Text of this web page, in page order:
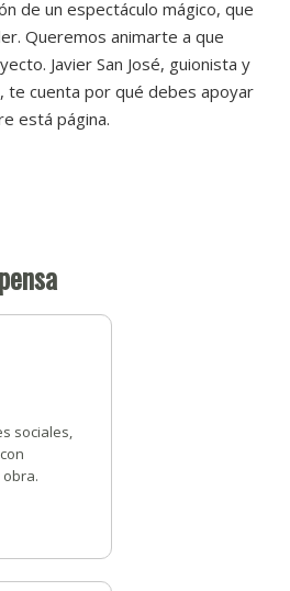
de un espectáculo mágico, que
Queremos animarte a que
Javier San José, guionista y
te cuenta por qué debes apoyar
está página.
sociales,